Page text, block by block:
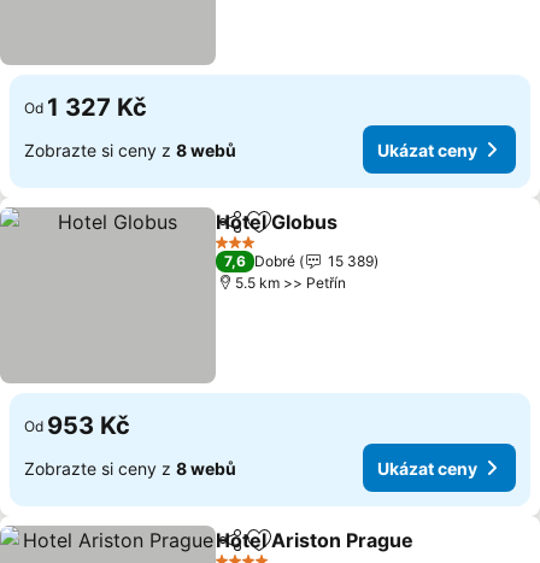
Od 1 327 Kč
Zobrazte si ceny z 8 webů Ukázat ceny
SdíletPřidat na seznam oblíbených
Hotel Globus
3 Počet hvězdiček
7,6 Dobré
15 389
5.5 km >> Petřín
Od 953 Kč
Zobrazte si ceny z 8 webů Ukázat ceny
SdíletPřidat na seznam oblíbených
Hotel Ariston Prague